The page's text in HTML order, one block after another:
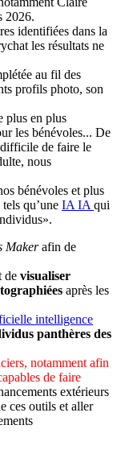
2026.
identifiées dans la
les résultats ne
au fil des
profils photo, son
plus en plus
les bénévoles... De
de faire le
nous
bénévoles et plus
qu’une IA IA qui
Makerafin de
de visualiser
après les
intelligence
panthères des
notamment afin
de faire
extérieurs
ces outils et aller